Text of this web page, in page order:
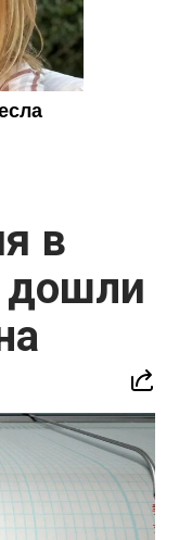
в
дошли